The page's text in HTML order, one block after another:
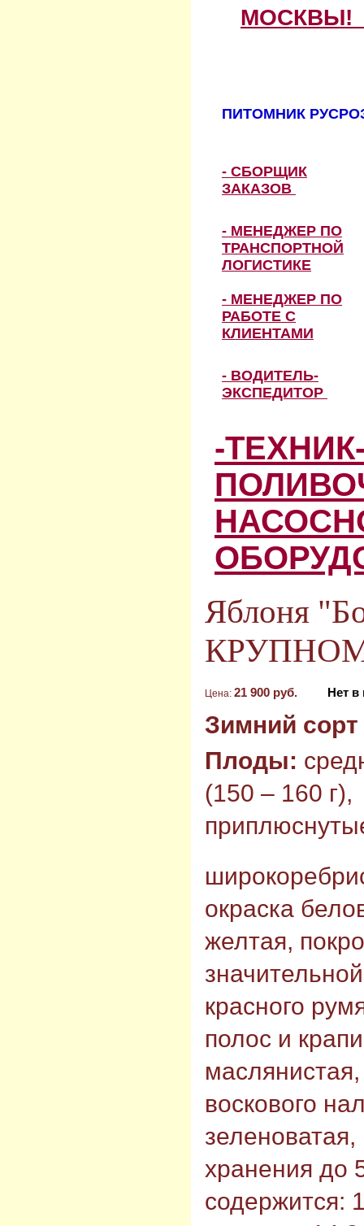
МОСКВЫ!
ПИТОМНИК
- СБОРЩИК
ЗАКАЗОВ
- МЕНЕДЖЕР ПО
ТРАНСПОРТНОЙ
ЛОГИСТИКЕ
- МЕНЕДЖЕР ПО
РАБОТЕ С
КЛИЕНТАМИ
- ВОДИТЕЛЬ-
ЭКСПЕДИТОР
-
Яблоня
Цена: 21 900 руб. Нет в
Зимний сорт
Плоды:
(150 – 160 г),
окраска
желтая,
красного
полос и
воскового
хранения до
содержится: